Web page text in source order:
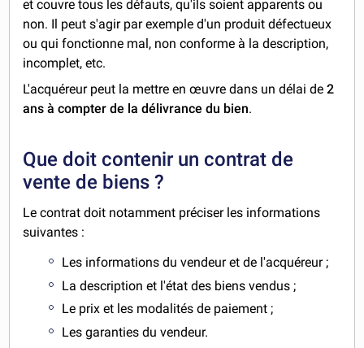
et couvre tous les défauts, qu'ils soient apparents ou
non. Il peut s'agir par exemple d'un produit défectueux
ou qui fonctionne mal, non conforme à la description,
incomplet, etc.
L'acquéreur peut la mettre en œuvre dans un délai de2
ans à compter de la délivrance du bien.
Que doit contenir un contrat de
vente de biens ?
Le contrat doit notamment préciser les informations
suivantes :
Les informations du vendeur et de l'acquéreur ;
La description et l'état des biens vendus ;
Le prix et les modalités de paiement ;
Les garanties du vendeur.